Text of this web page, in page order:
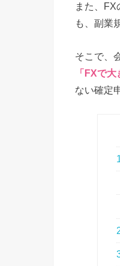
また、
も、副業
そこで、
「FXで
ない確定